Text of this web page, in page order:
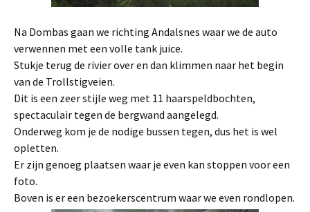
Na Dombas gaan we richting Andalsnes waar we de auto
verwennen met een volle tank juice.
Stukje terug de rivier over en dan klimmen naar het begin
van de Trollstigveien.
Dit is een zeer stijle weg met 11 haarspeldbochten,
spectaculair tegen de bergwand aangelegd.
Onderweg kom je de nodige bussen tegen, dus het is wel
opletten.
Er zijn genoeg plaatsen waar je even kan stoppen voor een
foto.
Boven is er een bezoekerscentrum waar we even rondlopen.